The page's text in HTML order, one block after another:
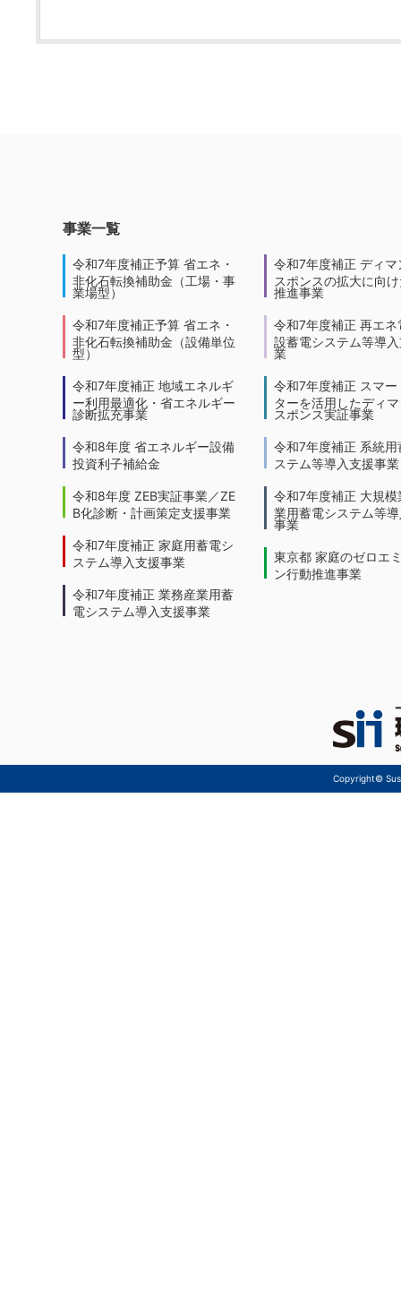
事業一覧
令和7年度補正予算 省エネ・
非化石転換補助金（工場・事
業場型）
令和7年度補正予算 省エネ・
非化石転換補助金（設備単位
型）
令和7年度補正 地域エネルギ
ー利用最適化・省エネルギー
診断拡充事業
令和8年度 省エネルギー設備
投資利子補給金
令和8年度 ZEB実証事業／ZE
B化診断・計画策定支援事業
令和7年度補正 家庭用蓄電シ
ステム導入支援事業
令和7年度補正 業務産業用蓄
電システム導入支援事業
令和7年度補正 ディマ
スポンスの拡大に向
推進事業
令和7年度補正 再エネ
設蓄電システム等導
業
令和7年度補正 スマー
ターを活用したディ
スポンス実証事業
令和7年度補正 系統用
ステム等導入支援事業
令和7年度補正 大規模
業用蓄電システム等
事業
東京都 家庭のゼロエ
ン行動推進事業
Copyright©